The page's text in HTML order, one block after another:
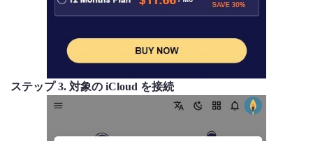
ステップ 3. 対象の iCloud を接続